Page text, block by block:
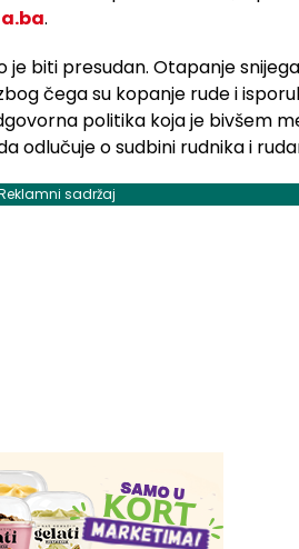
.
biti presudan. Otapanje
čega su kopanje rude i
politika koja je bivšem
odlučuje o sudbini rudnika i
sadržaj